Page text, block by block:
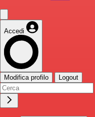
Accedi
Modifica profilo Logout